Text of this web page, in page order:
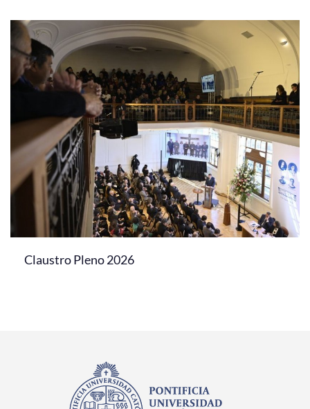
Claustro Pleno 2026